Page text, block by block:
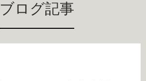
ブログ記事